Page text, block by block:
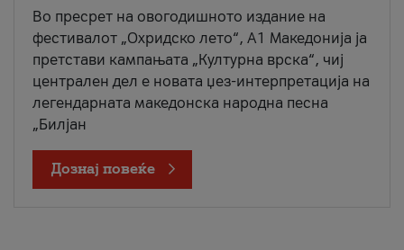
Во пресрет на овогодишното издание на
фестивалот „Охридско лето“, А1 Македонија ја
претстави кампањата „Културна врска“, чиј
централен дел е новата џез-интерпретација на
легендарната македонска народна песна
„Билјан
Дознај повеќе